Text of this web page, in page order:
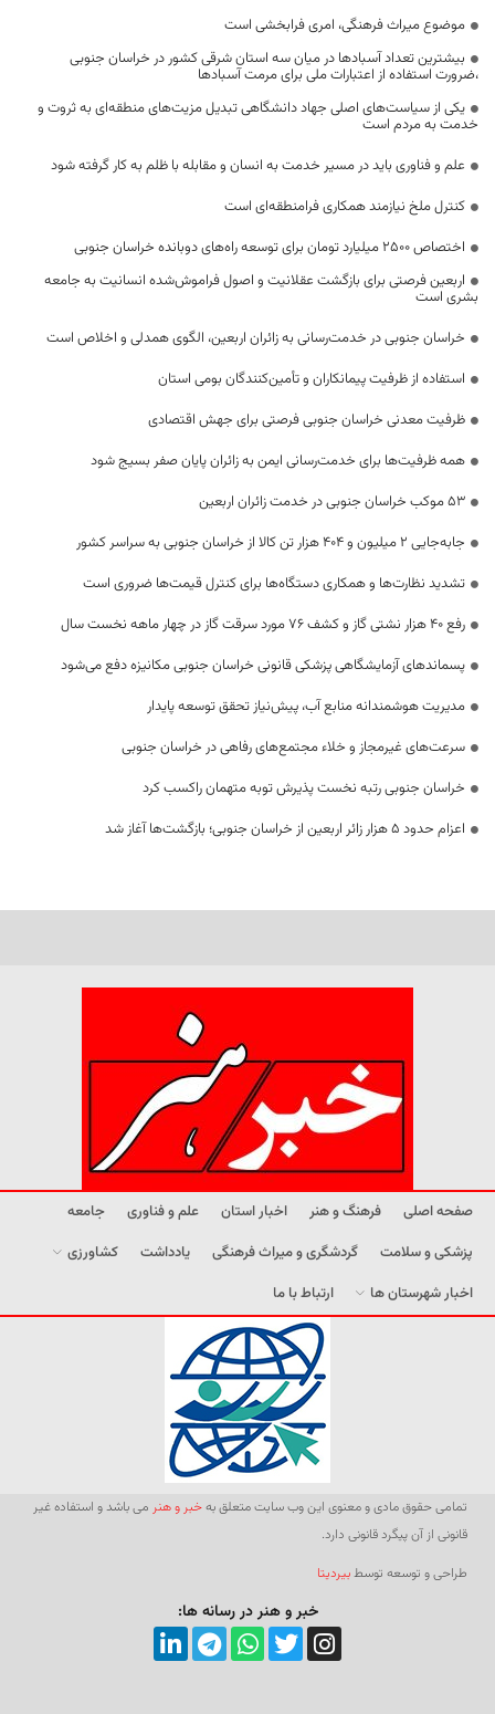
موضوع میراث فرهنگی، امری فرابخشی است
بیشترین تعداد آسبادها در میان سه استان شرقی کشور در خراسان جنوبی
،ضرورت استفاده از اعتبارات ملی برای مرمت آسبادها
یکی از سیاست‌های اصلی جهاد دانشگاهی تبدیل مزیت‌های منطقه‌ای به ثروت و
خدمت به مردم است
علم و فناوری باید در مسیر خدمت به انسان و مقابله با ظلم به کار گرفته شود
کنترل ملخ نیازمند همکاری فرامنطقه‌ای است
اختصاص 2500 میلیارد تومان برای توسعه راه‌های دوبانده خراسان جنوبی
اربعین فرصتی برای بازگشت عقلانیت و اصول فراموش‌شده انسانیت به جامعه
بشری است
خراسان جنوبی در خدمت‌رسانی به زائران اربعین، الگوی همدلی و اخلاص است
استفاده از ظرفیت پیمانکاران و تأمین‌کنندگان بومی استان
ظرفیت معدنی خراسان جنوبی فرصتی برای جهش اقتصادی
همه ظرفیت‌ها برای خدمت‌رسانی ایمن به زائران پایان صفر بسیج شود
53 موکب خراسان جنوبی در خدمت زائران اربعین
جابه‌جایی 2 میلیون و 404 هزار تن کالا از خراسان جنوبی به سراسر کشور
تشدید نظارت‌ها و همکاری دستگاه‌ها برای کنترل قیمت‌ها ضروری است
رفع 40 هزار نشتی گاز و کشف 76 مورد سرقت گاز در چهار ماهه نخست سال
پسماندهای آزمایشگاهی پزشکی قانونی خراسان جنوبی مکانیزه دفع می‌شود
مدیریت هوشمندانه منابع آب، پیش‌نیاز تحقق توسعه پایدار
سرعت‌های غیرمجاز و خلاء مجتمع‌های رفاهی در خراسان جنوبی
خراسان جنوبی رتبه نخست پذیرش توبه متهمان راکسب کرد
اعزام حدود 5 هزار زائر اربعین از خراسان جنوبی؛ بازگشت‌ها آغاز شد
صفحه اصلی فرهنگ و هنر اخبار استان علم و فناوری
جامعه
پزشکی و سلامت
گردشگری و میراث فرهنگی یادداشت
کشاورزی
اخبار شهرستان ها
ارتباط با ما
تمامی حقوق مادی و معنوی این وب سایت متعلق بهخبر و هنر می باشد و استفاده غیر
قانونی از آن پیگرد قانونی دارد.
طراحی و توسعه توسطبیردیتا
خبر و هنر در رسانه ها: